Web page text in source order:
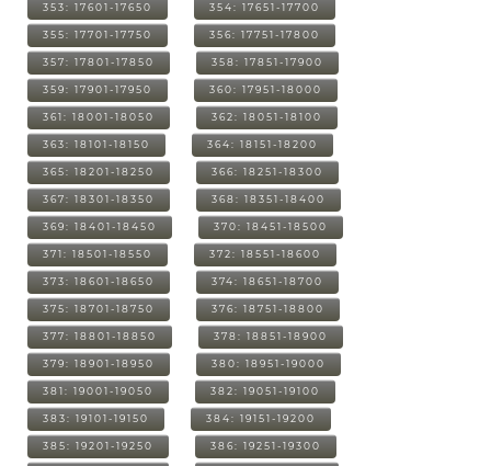
353: 17601-17650 354: 17651-17700
355: 17701-17750 356: 17751-17800
357: 17801-17850 358: 17851-17900
359: 17901-17950 360: 17951-18000
361: 18001-18050 362: 18051-18100
363: 18101-18150 364: 18151-18200
365: 18201-18250 366: 18251-18300
367: 18301-18350 368: 18351-18400
369: 18401-18450 370: 18451-18500
371: 18501-18550 372: 18551-18600
373: 18601-18650 374: 18651-18700
375: 18701-18750 376: 18751-18800
377: 18801-18850 378: 18851-18900
379: 18901-18950 380: 18951-19000
381: 19001-19050 382: 19051-19100
383: 19101-19150 384: 19151-19200
385: 19201-19250 386: 19251-19300